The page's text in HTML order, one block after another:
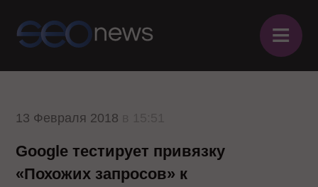
≡
13 Февраля 2018
Google тестирует привязку
«Похожих запросов» к